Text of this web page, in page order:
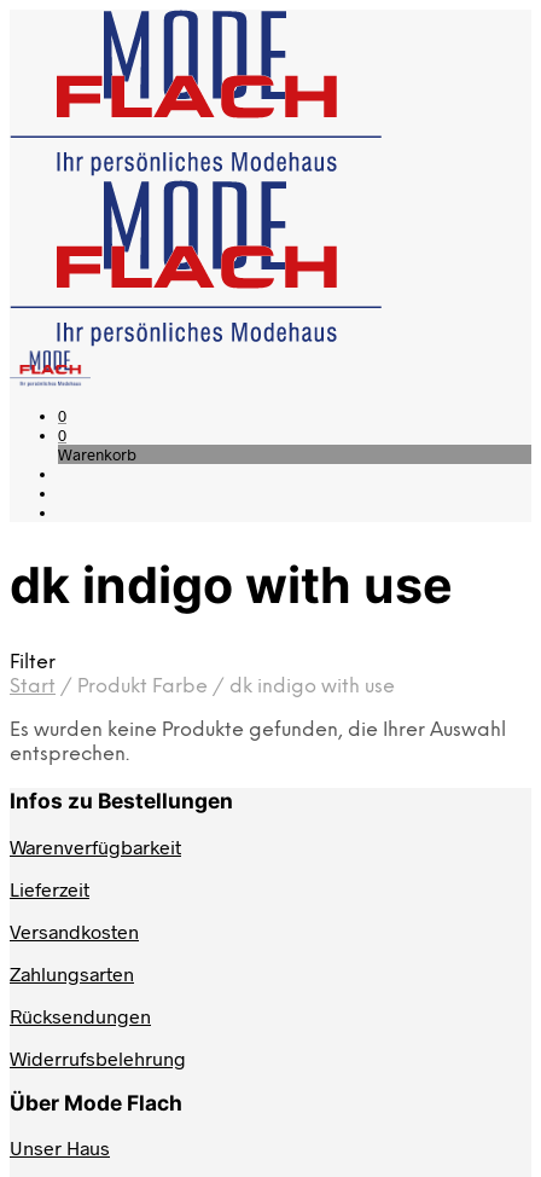
0
0
Warenkorb
dk indigo with use
Filter
Start / Produkt Farbe / dk indigo with use
Es wurden keine Produkte gefunden, die Ihrer Auswahl
entsprechen.
Infos zu Bestellungen
Warenverfügbarkeit
Lieferzeit
Versandkosten
Zahlungsarten
Rücksendungen
Widerrufsbelehrung
Über Mode Flach
Unser Haus